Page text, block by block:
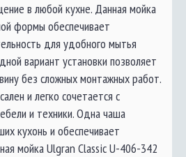
в любой кухне. Данная мойка
формы обеспечивает
для удобного мытья
вариант установки позволяет
без сложных монтажных работ.
и легко сочетается с
и техники. Одна чаша
кухонь и обеспечивает
мойка Ulgran Classic U-406-342